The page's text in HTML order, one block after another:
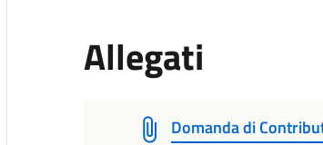
Allegati
Domanda di